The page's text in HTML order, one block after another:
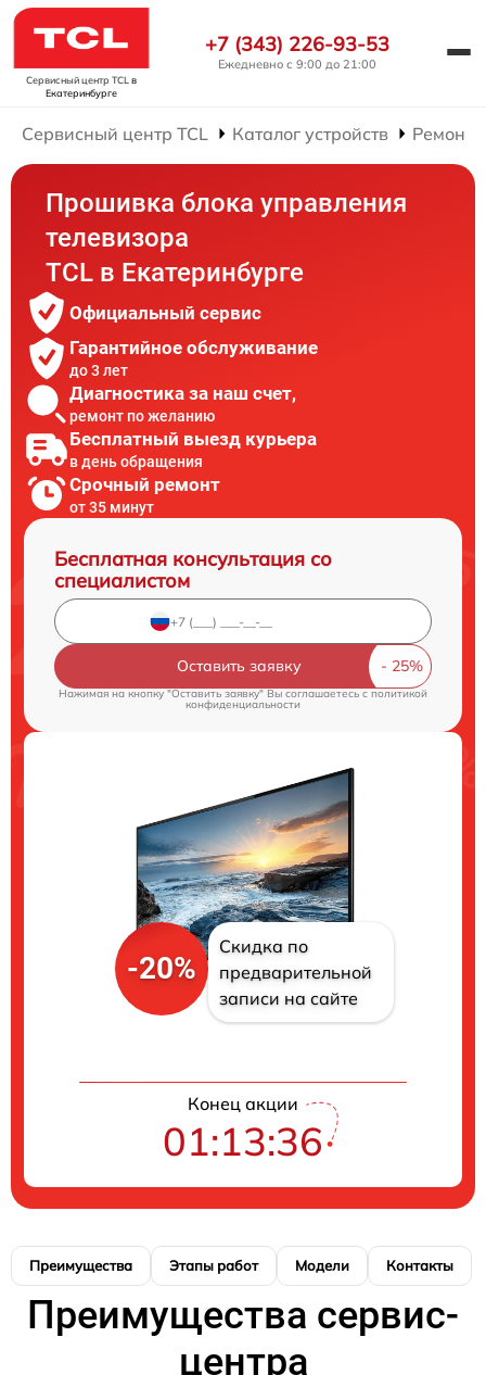
Сервисный центр TCL в
Екатеринбурге
+7 (343) 226-93-53
Ежедневно с 9:00 до 21:00
Сервисный центр TCL Каталог устройств Ремонт
Прошивка блока управления
телевизора
TCL в Екатеринбурге
Официальный сервис
Гарантийное обслуживание
до 3 лет
Диагностика за наш счет,
ремонт по желанию
Бесплатный выезд курьера
в день обращения
Срочный ремонт
от 35 минут
Бесплатная консультация со
специалистом
Оставить заявку
Нажимая на кнопку "Оставить заявку" Вы соглашаетесь cполитикой
конфиденциальности
-20%
Скидка по
предварительной
записи на сайте
Конец акции
01:13:35
Преимущества Этапы работ Модели Контакты
Преимущества сервис-
центра